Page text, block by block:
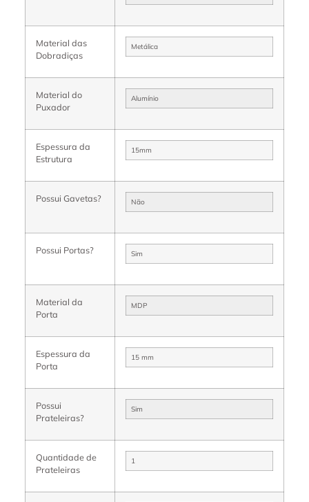
Material das
Dobradiças
Metálica
Material do
Puxador
Alumínio
Espessura da
Estrutura
15mm
Possui Gavetas? Não
Possui Portas? Sim
Material da
Porta
MDP
Espessura da
Porta
15 mm
Possui
Prateleiras?
Sim
Quantidade de
Prateleiras
1